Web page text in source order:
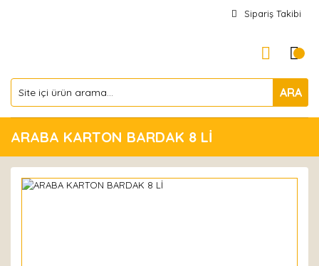
Sipariş Takibi
ARA
ARABA KARTON BARDAK 8 Lİ